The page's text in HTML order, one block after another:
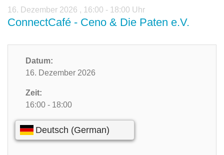
16. Dezember 2026 , 16:00 - 18:00 Uhr
ConnectCafé - Ceno & Die Paten e.V.
Datum:
16. Dezember 2026
Zeit:
16:00 - 18:00
Preis:
Kostenlos